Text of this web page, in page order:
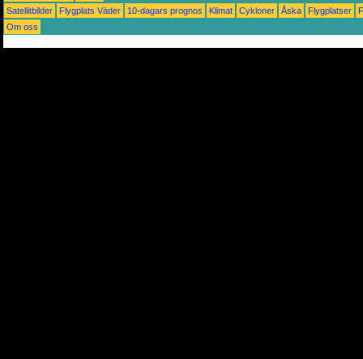
Satellitbilder
Flygplats Väder 10-dagars prognos Klimat Cykloner Åska Flygplatser
Om oss